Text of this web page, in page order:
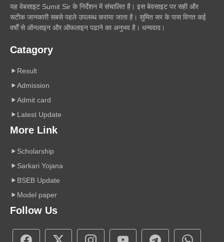
यह वेबसाइट Sumit Sir के निर्देशन में संचालित है। इस बेवसाइट पर सही और
सटीक जानकारी सबसे पहले उपलब्ध कराया जाता है। सुमित सर के पास विगत कई
वर्षों से ऑनलाइन और ऑफलाइन पढाने का अनुभव है। धन्यवाद।
Catagory
Result
Admission
Admit card
Latest Update
More Link
Scholarship
Sarkari Yojana
BSEB Update
Model paper
Follow Us